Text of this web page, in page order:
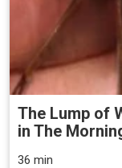
The Lump of
in The
36 min